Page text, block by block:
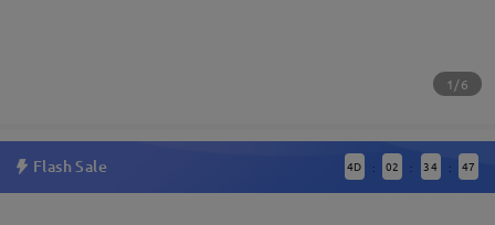
1/6
Flash Sale 4D : 02 : 34 : 46